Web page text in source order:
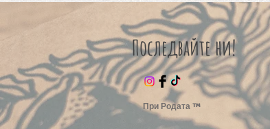
Последвайте ни!
При Родата ™